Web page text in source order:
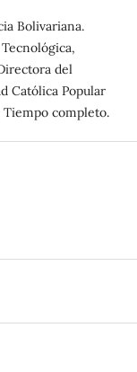
Bolivariana.
del
Católica Popular
Tiempo completo.